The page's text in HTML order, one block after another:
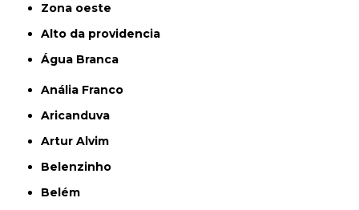
Zona oeste
alto da providencia
Água Branca
Anália Franco
Aricanduva
Artur Alvim
Belenzinho
Belém